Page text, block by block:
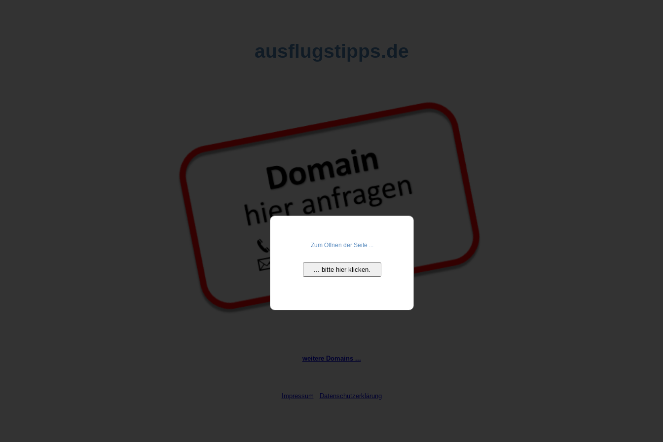
ausflugstipps.de
weitere Domains ...
Impressum Datenschutzerklärung
Zum Öffnen der Seite ...
... bitte hier klicken.